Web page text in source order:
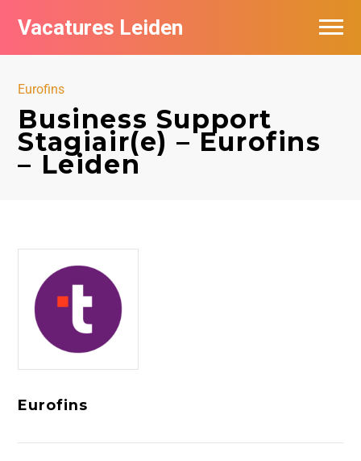
Vacatures Leiden
Eurofins
Business Support
Stagiair(e) – Eurofins
– Leiden
Eurofins
Vacatures per bedrijf
Nieuwsbrief feed